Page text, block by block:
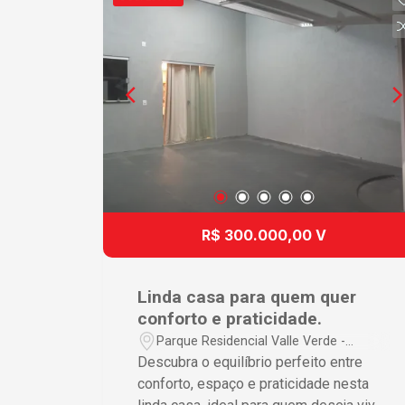
o seu dia a dia. Não perca a chance de
morar em um imóvel que reúne
conforto, espaço e praticidade. Entre
em contato e agende sua visita!
R$ 300.000,00 V
Linda casa para quem quer
conforto e praticidade.
Parque Residencial Valle Verde -
Araraquara/SP
Descubra o equilíbrio perfeito entre
conforto, espaço e praticidade nesta